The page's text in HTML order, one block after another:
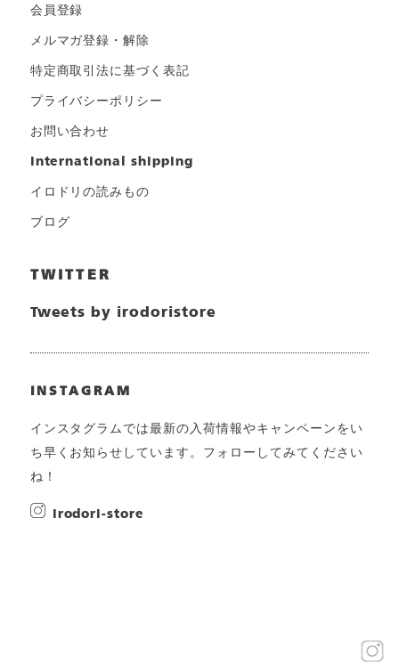
会員登録
メルマガ登録・解除
特定商取引法に基づく表記
プライバシーポリシー
お問い合わせ
international shipping
イロドリの読みもの
ブログ
TWITTER
Tweets by irodoristore
INSTAGRAM
インスタグラムでは最新の入荷情報やキャンペーンをい
ち早くお知らせしています。フォローしてみてください
ね！
irodori-store